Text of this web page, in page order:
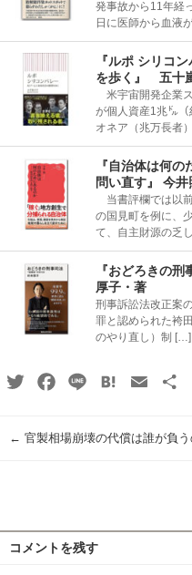
発事故から11年経
日に医師から血液
『ルポ シリコ
を歩く』 五十
米宇宙開発企業
が個人資産1兆㌦
オネア（兆万長者
『自治体は何
問い直す』 今井
当書評欄では以
の国見町を例に、
て、自主財源の乏
『おどろきの
厚子・著
刑事訴訟法改正案
罪と認められた袴
のやり直し）制 […]
TwitterFacebook
Line HatenaEmail
← 官製相場崩壊の代償は誰が負
コメントを残す